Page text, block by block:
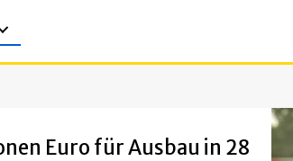
Euro für Ausbau in 28